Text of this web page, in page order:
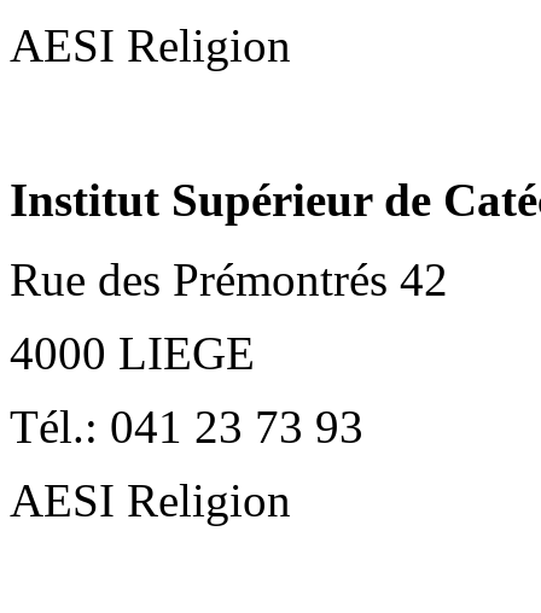
AESI Religion
Institut Supérieur de
Rue des Prémontrés 42
4000 LIEGE
Tél.: 041 23 73 93
AESI Religion